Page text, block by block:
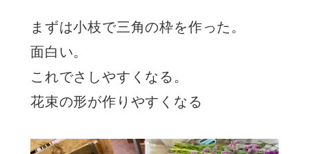
まずは小枝で三角の枠を作った。
面白い。
これでさしやすくなる。
花束の形が作りやすくなる